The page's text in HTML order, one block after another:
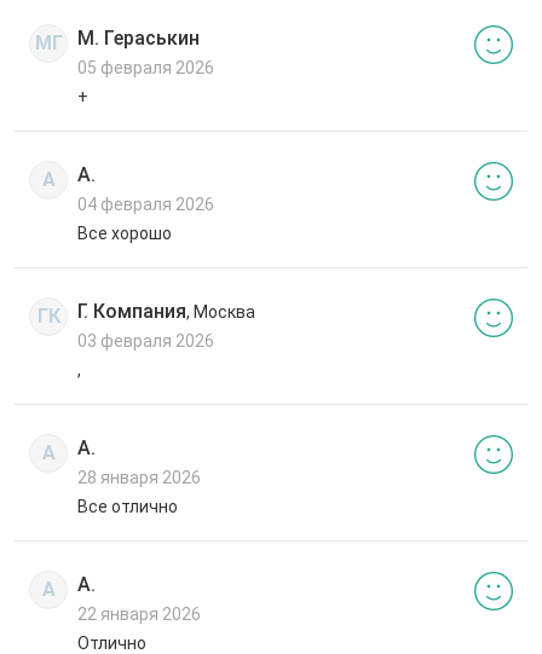
МГ М. Гераськин
05 февраля 2026
+
А А.
04 февраля 2026
Все хорошо
ГК Г. Компания, Москва
03 февраля 2026
,
А А.
28 января 2026
Все отлично
А А.
22 января 2026
Отлично